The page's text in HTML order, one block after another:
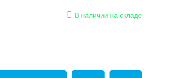
В наличии на складе